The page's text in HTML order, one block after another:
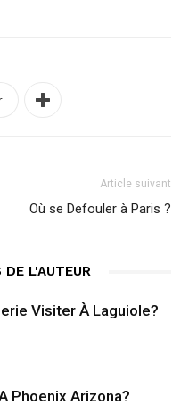
Article suivant
Où se Defouler à Paris ?
DE L'AUTEUR
Visiter À Laguiole?
Phoenix Arizona?